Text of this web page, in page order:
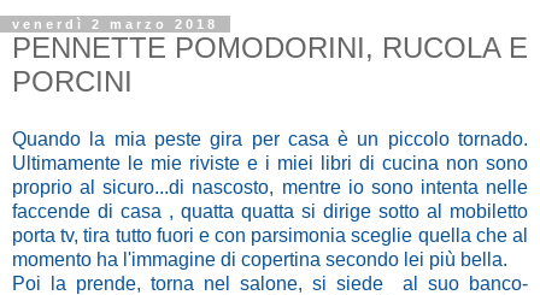
venerdì 2 marzo 2018
PENNETTE POMODORINI, RUCOLA E
PORCINI
Quando la mia peste gira per casa è un piccolo tornado.
Ultimamente le mie riviste e i miei libri di cucina non sono
proprio al sicuro...di nascosto, mentre io sono intenta nelle
faccende di casa , quatta quatta si dirige sotto al mobiletto
porta tv, tira tutto fuori e con parsimonia sceglie quella che al
momento ha l'immagine di copertina secondo lei più bella.
Poi la prende, torna nel salone, si siede al suo banco-